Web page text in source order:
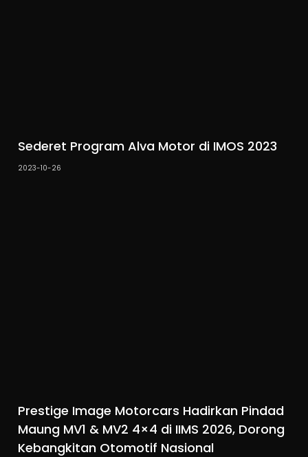
Sederet Program Alva Motor di IMOS 2023
2023-10-26
Prestige Image Motorcars Hadirkan Pindad
Maung MV1 & MV2 4×4 di IIMS 2026, Dorong
Kebangkitan Otomotif Nasional